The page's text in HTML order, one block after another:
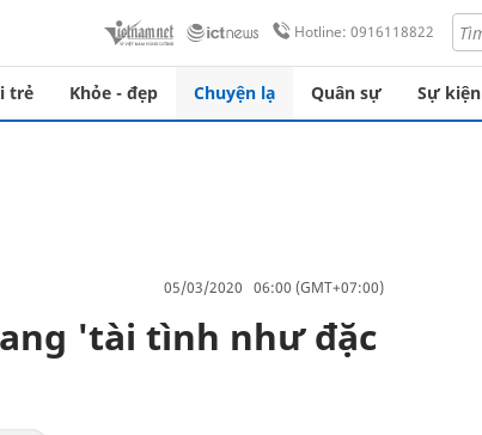
Hotline: 0916118822
trẻ Khỏe - đẹp Chuyện lạ Quân sự Sự kiện
05/03/2020 06:00 (GMT+07:00)
'tài tình như đặc